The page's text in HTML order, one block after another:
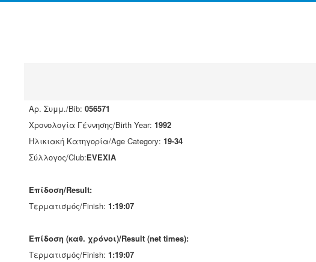
Αρ. Συμμ./Bib: 056571
Χρονολογία Γέννησης/Birth Year: 1992
Ηλικιακή Κατηγορία/Age Category: 19-34
Σύλλογος/Club:EVEXIA
Επίδοση/Result:
Τερματισμός/Finish: 1:19:07
Επίδοση (καθ. χρόνοι)/Result (net times):
Τερματισμός/Finish: 1:19:07